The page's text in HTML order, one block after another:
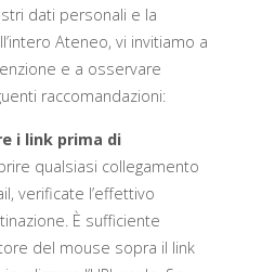
dati personali e la
Ateneo, vi invitiamo a
e a osservare
raccomandazioni:
i link prima di
qualsiasi collegamento
verificate l’effettivo
È sufficiente
del mouse sopra il link